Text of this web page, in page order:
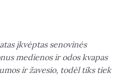
įkvėptas senovinės
medienos ir odos kvapas
ir žavesio, todėl tiks tiek